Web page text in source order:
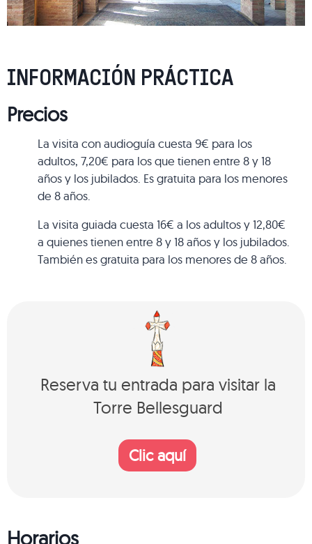
INFORMACIÓN PRÁCTICA
Precios
La visita con audioguía cuesta 9€ para los
adultos, 7,20€ para los que tienen entre 8 y 18
años y los jubilados. Es gratuita para los menores
de 8 años.
La visita guiada cuesta 16€ a los adultos y 12,80€
a quienes tienen entre 8 y 18 años y los jubilados.
También es gratuita para los menores de 8 años.
Reserva tu entrada para visitar la
Torre Bellesguard
Clic aquí
Horarios